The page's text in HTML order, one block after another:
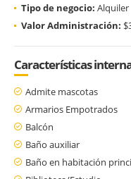
Tipo de negocio: Alquiler
Valor Administración:
Características
Admite mascotas
Armarios Empotrados
Balcón
Baño auxiliar
Baño en habitación